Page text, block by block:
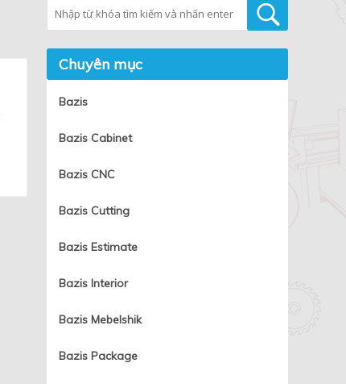
Chuyên mục
Bazis
Bazis Cabinet
Bazis CNC
Bazis Cutting
Bazis Estimate
Bazis Interior
Bazis Mebelshik
Bazis Package